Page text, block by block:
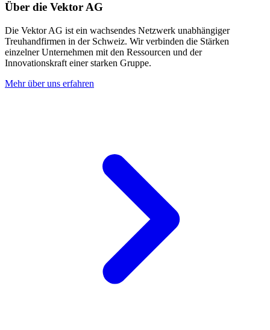
Über die Vektor AG
Die Vektor AG ist ein wachsendes Netzwerk unabhängiger
Treuhandfirmen in der Schweiz. Wir verbinden die Stärken
einzelner Unternehmen mit den Ressourcen und der
Innovationskraft einer starken Gruppe.
Mehr über uns erfahren